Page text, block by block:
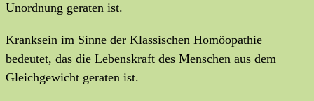
Unordnung geraten ist.
Kranksein im Sinne der Klassischen Homöopathie
bedeutet, das die Lebenskraft des Menschen aus dem
Gleichgewicht geraten ist.